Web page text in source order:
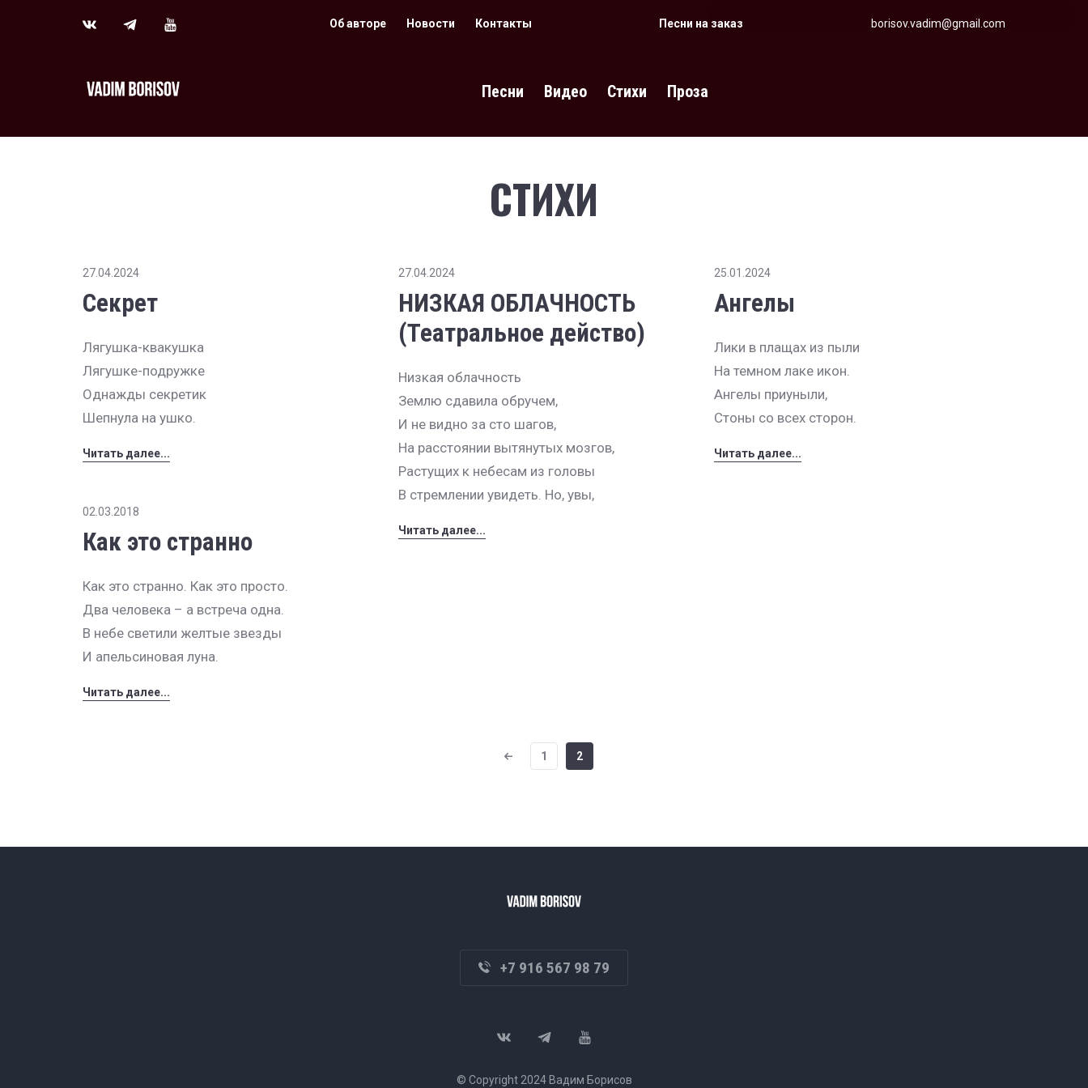
Об авторе Новости Контакты Песни на заказ borisov.vadim@gmail.com
Песни Видео Стихи Проза
СТИХИ
27.04.2024
Секрет
Лягушка-квакушка
Лягушке-подружке
Однажды секретик
Шепнула на ушко.
Читать далее...
27.04.2024
НИЗКАЯ ОБЛАЧНОСТЬ
(Театральное действо)
Низкая облачность
Землю сдавила обручем,
И не видно за сто шагов,
На расстоянии вытянутых мозгов,
Растущих к небесам из головы
В стремлении увидеть. Но, увы,
Читать далее...
25.01.2024
Ангелы
Лики в плащах из пыли
На темном лаке икон.
Ангелы приуныли,
Стоны со всех сторон.
Читать далее...
02.03.2018
Как это странно
Как это странно. Как это просто.
Два человека – а встреча одна.
В небе светили желтые звезды
И апельсиновая луна.
Читать далее...
1 2
+7 916 567 98 79
© Copyright 2024 Вадим Борисов